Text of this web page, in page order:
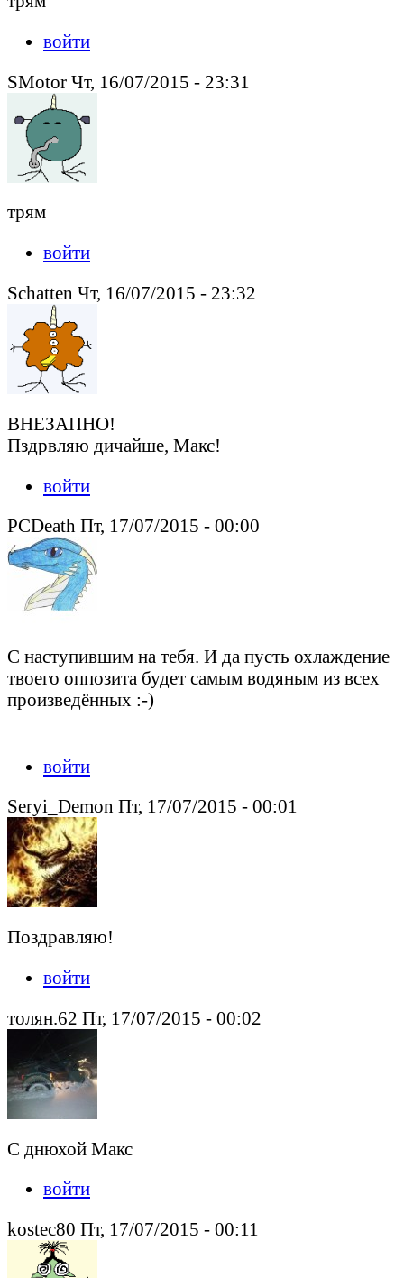
войти
SMotor Чт, 16/07/2015 - 23:31
трям
войти
Schatten Чт, 16/07/2015 - 23:32
ВНЕЗАПНО!
Пздрвляю дичайше, Макс!
войти
PCDeath Пт, 17/07/2015 - 00:00
С наступившим на тебя. И да пусть охлаждение
твоего оппозита будет самым водяным из всех
произведённых :-)
войти
Seryi_Demon Пт, 17/07/2015 - 00:01
Поздравляю!
войти
толян.62 Пт, 17/07/2015 - 00:02
С днюхой Макс
войти
kostec80 Пт, 17/07/2015 - 00:11